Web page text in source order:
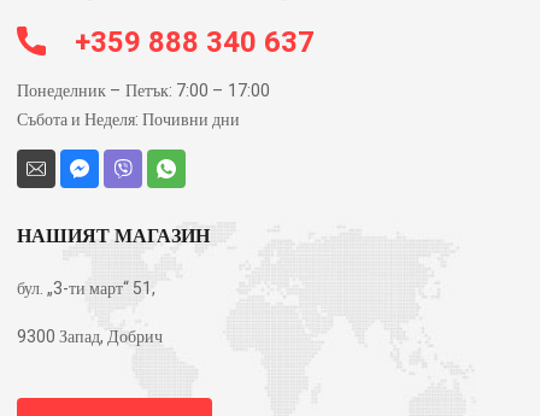
+359 888 340 637
Понеделник – Петък: 7:00 – 17:00
Събота и Неделя: Почивни дни
НАШИЯТ МАГАЗИН
бул. „3-ти март“ 51,
9300 Запад, Добрич